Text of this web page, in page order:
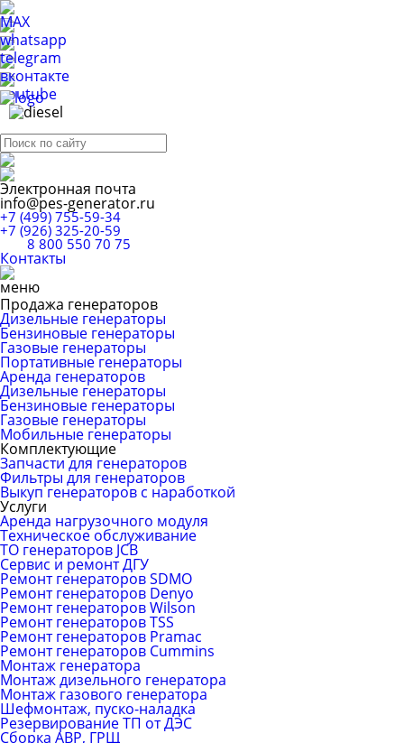
Электронная почта
info@pes-generator.ru
+7 (499) 755-59-34
+7 (926) 325-20-59
8 800 550 70 75
Контакты
Продажа генераторов
Дизельные генераторы
Бензиновые генераторы
Газовые генераторы
Портативные генераторы
Аренда генераторов
Дизельные генераторы
Бензиновые генераторы
Газовые генераторы
Мобильные генераторы
Комплектующие
Запчасти для генераторов
Фильтры для генераторов
Выкуп генераторов с наработкой
Услуги
Аренда нагрузочного модуля
Техническое обслуживание
ТО генераторов JCB
Сервис и ремонт ДГУ
Ремонт генераторов SDMO
Ремонт генераторов Denyo
Ремонт генераторов Wilson
Ремонт генераторов TSS
Ремонт генераторов Pramac
Ремонт генераторов Сummins
Монтаж генератора
Монтаж дизельного генератора
Монтаж газового генератора
Шефмонтаж, пуско-наладка
Резервирование ТП от ДЭС
Сборка АВР, ГРЩ